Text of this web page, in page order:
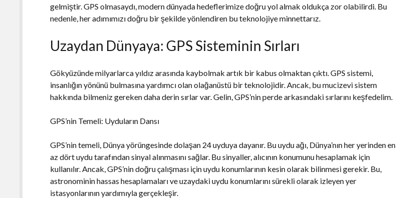
gelmiştir. GPS olmasaydı, modern dünyada hedeflerimize doğru yol almak oldukça zor olabilirdi. Bu
nedenle, her adımımızı doğru bir şekilde yönlendiren bu teknolojiye minnettarız.
Uzaydan Dünyaya: GPS Sisteminin Sırları
Gökyüzünde milyarlarca yıldız arasında kaybolmak artık bir kabus olmaktan çıktı. GPS sistemi,
insanlığın yönünü bulmasına yardımcı olan olağanüstü bir teknolojidir. Ancak, bu mucizevi sistem
hakkında bilmeniz gereken daha derin sırlar var. Gelin, GPS’nin perde arkasındaki sırlarını keşfedelim.
GPS’nin Temeli: Uyduların Dansı
GPS’nin temeli, Dünya yörüngesinde dolaşan 24 uyduya dayanır. Bu uydu ağı, Dünya’nın her yerinden en
az dört uydu tarafından sinyal alınmasını sağlar. Bu sinyaller, alıcının konumunu hesaplamak için
kullanılır. Ancak, GPS’nin doğru çalışması için uydu konumlarının kesin olarak bilinmesi gerekir. Bu,
astronominin hassas hesaplamaları ve uzaydaki uydu konumlarını sürekli olarak izleyen yer
istasyonlarının yardımıyla gerçekleşir.